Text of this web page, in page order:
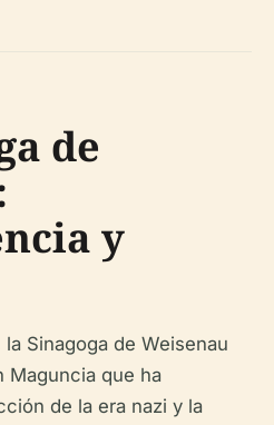
de
y
Sinagoga de Weisenau
Maguncia que ha
de la era nazi y la